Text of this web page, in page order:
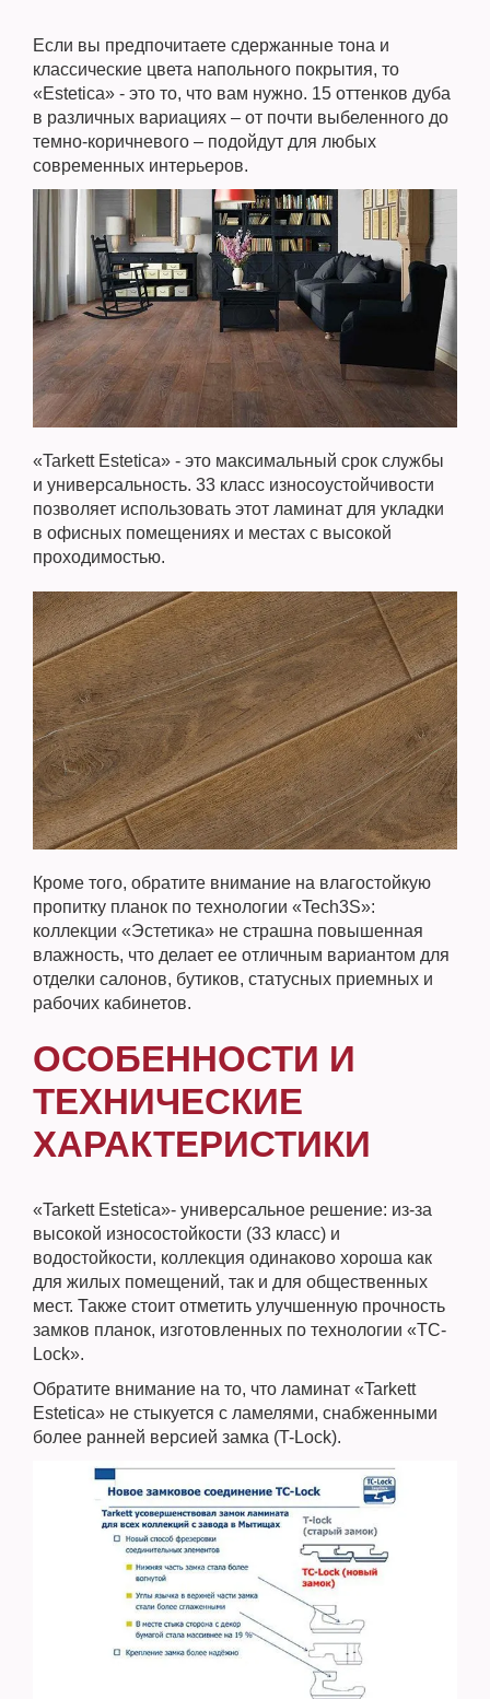
Если вы предпочитаете сдержанные тона и
классические цвета напольного покрытия, то
«Estetica» - это то, что вам нужно. 15 оттенков дуба
в различных вариациях – от почти выбеленного до
темно-коричневого – подойдут для любых
современных интерьеров.
«Tarkett Estetica» - это максимальный срок службы
и универсальность. 33 класс износоустойчивости
позволяет использовать этот ламинат для укладки
в офисных помещениях и местах с высокой
проходимостью.
Кроме того, обратите внимание на влагостойкую
пропитку планок по технологии «Tech3S»:
коллекции «Эстетика» не страшна повышенная
влажность, что делает ее отличным вариантом для
отделки салонов, бутиков, статусных приемных и
рабочих кабинетов.
ОСОБЕННОСТИ И
ТЕХНИЧЕСКИЕ
ХАРАКТЕРИСТИКИ
«Tarkett Estetica»- универсальное решение: из-за
высокой износостойкости (33 класс) и
водостойкости, коллекция одинаково хороша как
для жилых помещений, так и для общественных
мест. Также стоит отметить улучшенную прочность
замков планок, изготовленных по технологии «TC-
Lock».
Обратите внимание на то, что ламинат «Tarkett
Estetica» не стыкуется с ламелями, снабженными
более ранней версией замка (T-Lock).